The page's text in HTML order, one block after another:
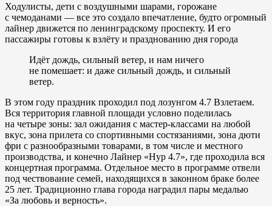
Ходулисты, дети с воздушными шарами, горожане
с чемоданами — все это создало впечатление, будто огромный
лайнер движется по ленинградскому проспекту. И его
пассажиры готовы к взлёту и празднованию дня города
Идёт дождь, сильный ветер, и нам ничего
не помешает: и даже сильный дождь, и сильный
ветер.
В этом году праздник проходил под лозунгом 4.7 Взлетаем.
Вся территория главной площади условно поделилась
на четыре зоны: зал ожидания с мастер-классами на любой
вкус, зона прилета со спортивными состязаниями, зона дюти
фри с разнообразными товарами, в том числе и местного
производства, и конечно Лайнер «Нур 4.7», где проходила вся
концертная программа. Отдельное место в программе отвели
под чествование семей, находящихся в законном браке более
25 лет. Традиционно глава города наградил пары медалью
«За любовь и верность».